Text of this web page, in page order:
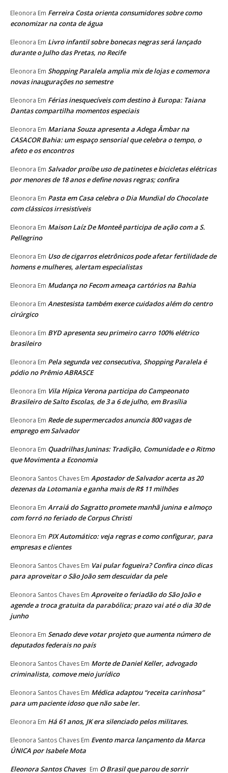
Eleonora Em Ferreira Costa orienta consumidores sobre como
economizar na conta de água
Eleonora Em Livro infantil sobre bonecas negras será lançado
durante o Julho das Pretas, no Recife
Eleonora Em Shopping Paralela amplia mix de lojas e comemora
novas inaugurações no semestre
Eleonora Em Férias inesquecíveis com destino à Europa: Taiana
Dantas compartilha momentos especiais
Eleonora Em Mariana Souza apresenta a Adega Âmbar na
CASACOR Bahia: um espaço sensorial que celebra o tempo, o
afeto e os encontros
Eleonora Em Salvador proíbe uso de patinetes e bicicletas elétricas
por menores de 18 anos e define novas regras; confira
Eleonora Em Pasta em Casa celebra o Dia Mundial do Chocolate
com clássicos irresistíveis
Eleonora Em Maison Laíz De Monteê participa de ação com a S.
Pellegrino
Eleonora Em Uso de cigarros eletrônicos pode afetar fertilidade de
homens e mulheres, alertam especialistas
Eleonora Em Mudança no Fecom ameaça cartórios na Bahia
Eleonora Em Anestesista também exerce cuidados além do centro
cirúrgico
Eleonora Em BYD apresenta seu primeiro carro 100% elétrico
brasileiro
Eleonora Em Pela segunda vez consecutiva, Shopping Paralela é
pódio no Prêmio ABRASCE
Eleonora Em Vila Hípica Verona participa do Campeonato
Brasileiro de Salto Escolas, de 3 a 6 de julho, em Brasília
Eleonora Em Rede de supermercados anuncia 800 vagas de
emprego em Salvador
Eleonora Em Quadrilhas Juninas: Tradição, Comunidade e o Ritmo
que Movimenta a Economia
Eleonora Santos Chaves Em Apostador de Salvador acerta as 20
dezenas da Lotomania e ganha mais de R$ 11 milhões
Eleonora Em Arraiá do Sagratto promete manhã junina e almoço
com forró no feriado de Corpus Christi
Eleonora Em PIX Automático: veja regras e como configurar, para
empresas e clientes
Eleonora Santos Chaves Em Vai pular fogueira? Confira cinco dicas
para aproveitar o São João sem descuidar da pele
Eleonora Santos Chaves Em Aproveite o feriadão do São João e
agende a troca gratuita da parabólica; prazo vai até o dia 30 de
junho
Eleonora Em Senado deve votar projeto que aumenta número de
deputados federais no país
Eleonora Santos Chaves Em Morte de Daniel Keller, advogado
criminalista, comove meio jurídico
Eleonora Santos Chaves Em Médica adaptou “receita carinhosa”
para um paciente idoso que não sabe ler.
Eleonora Em Há 61 anos, JK era silenciado pelos militares.
Eleonora Santos Chaves Em Evento marca lançamento da Marca
ÚNICA por Isabele Mota
Eleonora Santos Chaves Em O Brasil que parou de sorrir